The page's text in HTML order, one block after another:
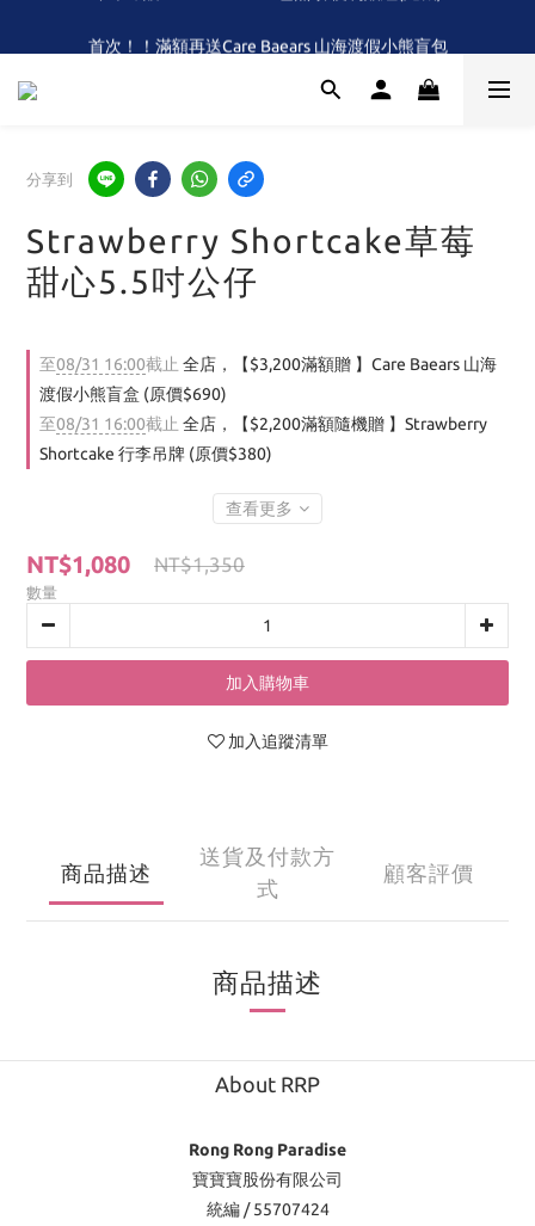
首次！！滿額再送Care Baears 山海渡假小熊盲包
全館滿$2,000 免運 (限本島)
分享到
Strawberry Shortcake草莓
甜心5.5吋公仔
至08/31 16:00截止 全店，【$3,200滿額贈 】Care Baears 山海
渡假小熊盲盒 (原價$690)
至08/31 16:00截止 全店，【$2,200滿額隨機贈 】Strawberry
Shortcake 行李吊牌 (原價$380)
查看更多
NT$1,080 NT$1,350
數量
加入購物車
加入追蹤清單
商品描述
送貨及付款方
式
顧客評價
商品描述
About RRP
Rong Rong Paradise
寶寶寶股份有限公司
統編 / 55707424